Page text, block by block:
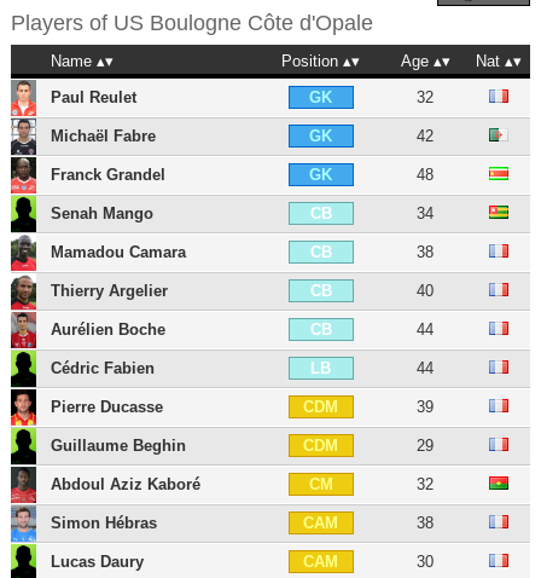
Players of US Boulogne Côte d'Opale
Name Position Age
Nat
Paul Reulet
GK 32
Michaël Fabre GK 42
Franck Grandel GK 48
Senah Mango CB 34
Mamadou Camara CB 38
Thierry Argelier CB 40
Aurélien Boche CB 44
Cédric Fabien LB 44
Pierre Ducasse CDM 39
Guillaume Beghin CDM 29
Abdoul Aziz Kaboré CM 32
Simon Hébras CAM 38
Lucas Daury CAM 30